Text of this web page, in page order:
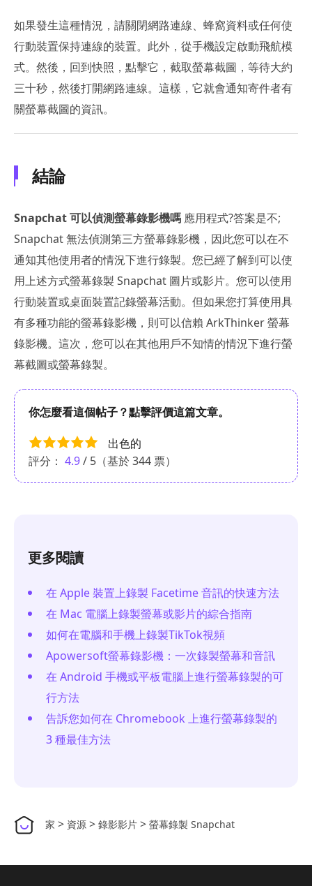
如果發生這種情況，請關閉網路連線、蜂窩資料或任何使
行動裝置保持連線的裝置。此外，從手機設定啟動飛航模
式。然後，回到快照，點擊它，截取螢幕截圖，等待大約
三十秒，然後打開網路連線。這樣，它就會通知寄件者有
關螢幕截圖的資訊。
結論
Snapchat 可以偵測螢幕錄影機嗎 應用程式?答案是不;
Snapchat 無法偵測第三方螢幕錄影機，因此您可以在不
通知其他使用者的情況下進行錄製。您已經了解到可以使
用上述方式螢幕錄製 Snapchat 圖片或影片。您可以使用
行動裝置或桌面裝置記錄螢幕活動。但如果您打算使用具
有多種功能的螢幕錄影機，則可以信賴 ArkThinker 螢幕
錄影機。這次，您可以在其他用戶不知情的情況下進行螢
幕截圖或螢幕錄製。
你怎麼看這個帖子？點擊評價這篇文章。
出色的
評分： 4.9/ 5（基於344 票）
更多閱讀
在 Apple 裝置上錄製 Facetime 音訊的快速方法
在 Mac 電腦上錄製螢幕或影片的綜合指南
如何在電腦和手機上錄製TikTok視頻
Apowersoft螢幕錄影機：一次錄製螢幕和音訊
在 Android 手機或平板電腦上進行螢幕錄製的可
行方法
告訴您如何在 Chromebook 上進行螢幕錄製的
3 種最佳方法
家 > 資源 > 錄影影片 > 螢幕錄製 Snapchat